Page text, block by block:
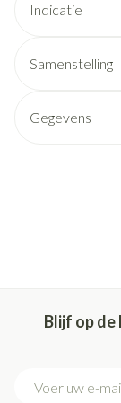
Indicatie
Samenstelling
Gegevens
Blijf op